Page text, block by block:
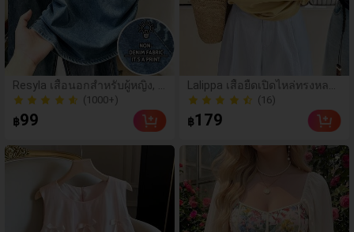
Resyla เสื้อนอกสำหรับผู้หญิง, ส
ไตล์ใหม่ฤดูร้อน, กีฬากลางแจ้งแ
บบสบายๆ, ลายออกแบบ, พิมพ์ตั
วอักษร & ตัวเลข สีน้ำเงิน แฟชั่
ทแวร์ถ่ายภาพ, สไตล์สตรีท, เทศ
กาล, เสื้อยืดสำหรับผู้หญิง
(1000+)
80+ ขายแล้ว
80+ ขายแล้ว
฿99
Lalippa เสื้อยืดเปิดไหล่ทรงหลว
มสำหรับผู้หญิง, สง่างาม โรแมน
ติก ลำลอง เหมาะสำหรับวันหยุด
ฤดูใบไม้ผลิ/ฤดูร้อน, ชายหาด, เ
(16)
฿179